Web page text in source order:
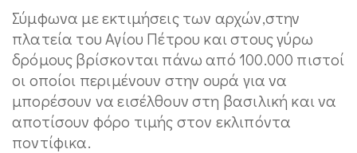
Σύμφωνα με εκτιμήσεις των αρχών,στην
πλατεία του Αγίου Πέτρου και στους γύρω
δρόμους βρίσκονται πάνω από 100.000 πιστοί
οι οποίοι περιμένουν στην ουρά για να
μπορέσουν να εισέλθουν στη βασιλική και να
αποτίσουν φόρο τιμής στον εκλιπόντα
ποντίφικα.